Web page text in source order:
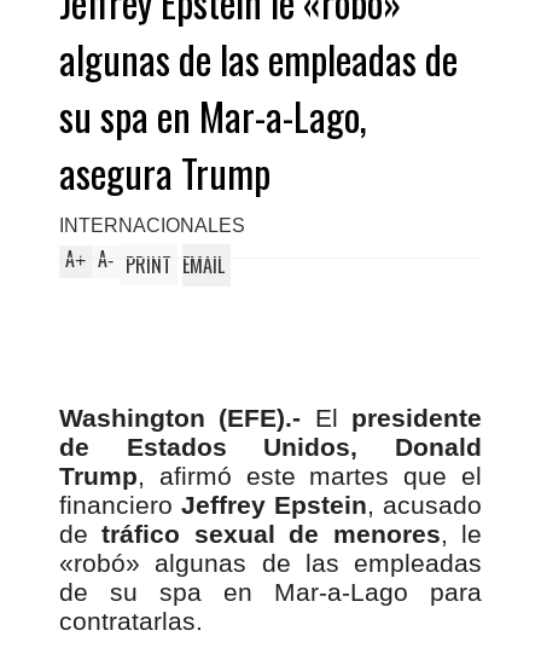
algunas de las empleadas de
su spa en Mar-a-Lago,
asegura Trump
INTERNACIONALES
A+ A- PRINT EMAIL
Washington (EFE).- El presidente
de Estados Unidos, Donald
Trump, afirmó este martes que el
financiero Jeffrey Epstein, acusado
detráfico sexual de menores, le
«robó» algunas de las empleadas
de su spa en Mar-a-Lago para
contratarlas.